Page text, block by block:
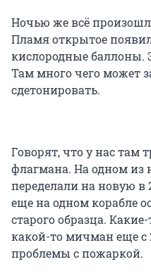
Ночью же всё
Пламя открытое
кислородные баллоны.
Там много чего может
сдетонировать.
Говорят, что у нас там
флагмана. На одном из
переделали на новую в
еще на одном корабле
старого образца.
какой-то мичман еще с
проблемы с пожаркой.